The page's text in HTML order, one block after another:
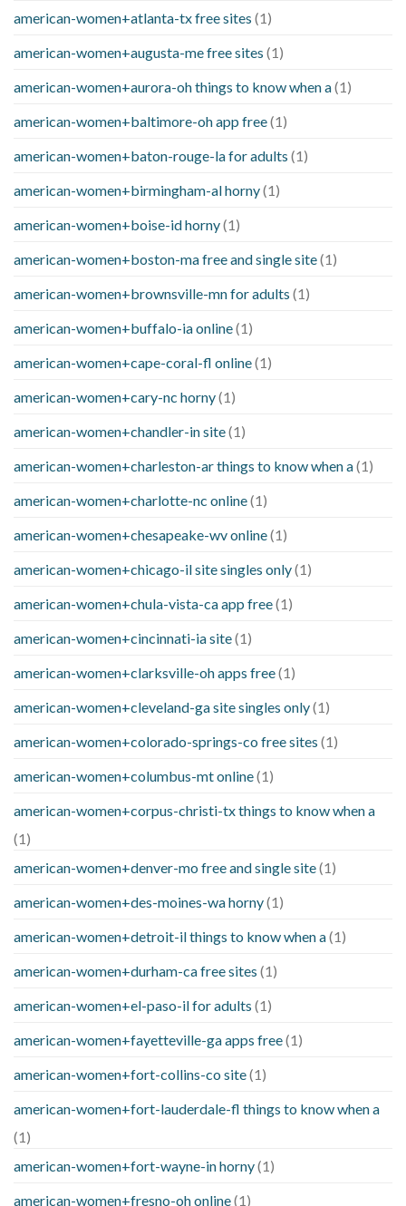
american-women+atlanta-tx free sites (1)
american-women+augusta-me free sites (1)
american-women+aurora-oh things to know when a(1)
american-women+baltimore-oh app free(1)
american-women+baton-rouge-la for adults (1)
american-women+birmingham-al horny(1)
american-women+boise-id horny(1)
american-women+boston-ma free and single site(1)
american-women+brownsville-mn for adults (1)
american-women+buffalo-ia online(1)
american-women+cape-coral-fl online(1)
american-women+cary-nc horny(1)
american-women+chandler-in site(1)
american-women+charleston-ar things to know when a(1)
american-women+charlotte-nc online(1)
american-women+chesapeake-wv online(1)
american-women+chicago-il site singles only(1)
american-women+chula-vista-ca app free(1)
american-women+cincinnati-ia site(1)
american-women+clarksville-oh apps free(1)
american-women+cleveland-ga site singles only(1)
american-women+colorado-springs-co free sites (1)
american-women+columbus-mt online(1)
american-women+corpus-christi-tx things to know when a
(1)
american-women+denver-mo free and single site(1)
american-women+des-moines-wa horny(1)
american-women+detroit-il things to know when a(1)
american-women+durham-ca free sites (1)
american-women+el-paso-il for adults (1)
american-women+fayetteville-ga apps free(1)
american-women+fort-collins-co site(1)
american-women+fort-lauderdale-fl things to know when a
(1)
american-women+fort-wayne-in horny(1)
american-women+fresno-oh online(1)